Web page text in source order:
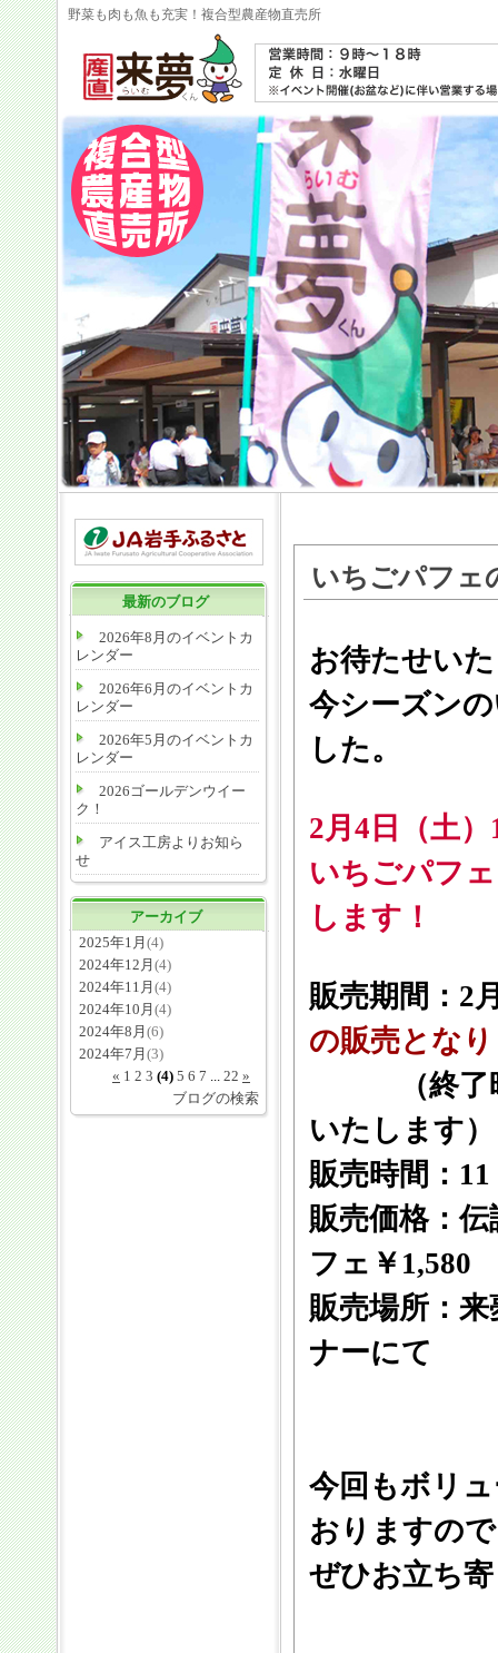
野菜も肉も魚も充実！複合型農産物直売所
最新のブログ
2026年8月のイベントカ
レンダー
2026年6月のイベントカ
レンダー
2026年5月のイベントカ
レンダー
2026ゴールデンウイー
ク！
アイス工房よりお知ら
せ
アーカイブ
2025年1月 (4)
2024年12月 (4)
2024年11月 (4)
2024年10月 (4)
2024年8月 (6)
2024年7月 (3)
« 1 2 3 (4) 5 6 7 ... 22 »
ブログの検索
いちごパフェ
お待たせい
今シーズン
した。
2月4日（土
いちごパフ
します！
販売期間：2
の販売とな
（終了時
いたします）
販売時間：
販売価格：
フェ￥
販売場所：
ナーにて
今回もボリ
おりますの
ぜひお立ち